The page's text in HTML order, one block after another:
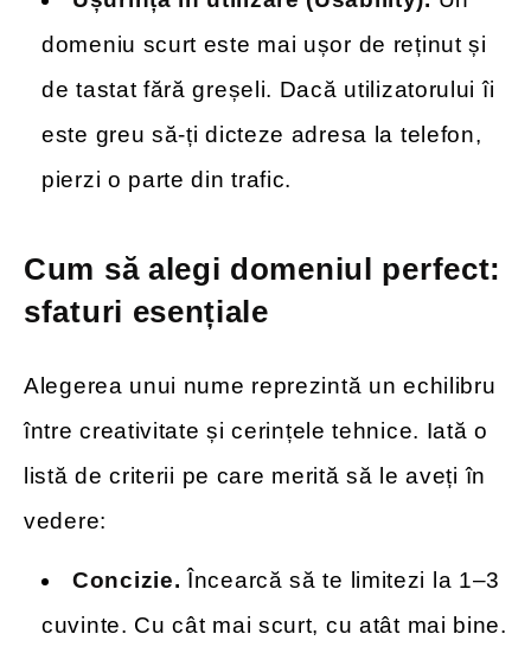
domeniu scurt este mai ușor de reținut și
de tastat fără greșeli. Dacă utilizatorului îi
este greu să-ți dicteze adresa la telefon,
pierzi o parte din trafic.
Cum să alegi domeniul perfect:
sfaturi esențiale
Alegerea unui nume reprezintă un echilibru
între creativitate și cerințele tehnice. Iată o
listă de criterii pe care merită să le aveți în
vedere:
Concizie. Încearcă să te limitezi la 1–3
cuvinte. Cu cât mai scurt, cu atât mai bine.